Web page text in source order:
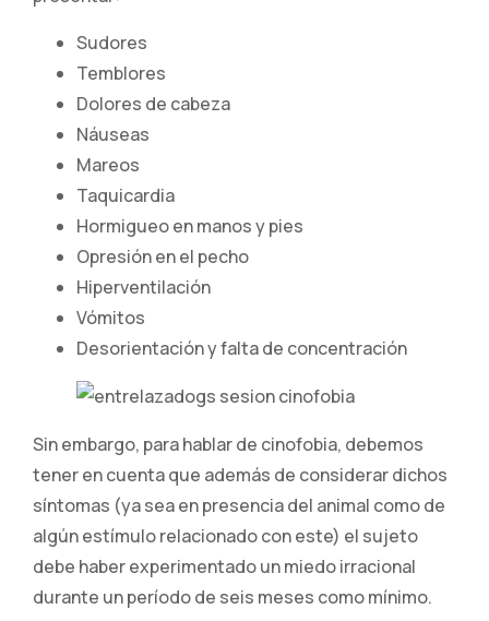
Sudores
Temblores
Dolores de cabeza
Náuseas
Mareos
Taquicardia
Hormigueo en manos y pies
Opresión en el pecho
Hiperventilación
Vómitos
Desorientación y falta de concentración
Sin embargo, para hablar de cinofobia, debemos
tener en cuenta que además de considerar dichos
síntomas (ya sea en presencia del animal como de
algún estímulo relacionado con este) el sujeto
debe haber experimentado un miedo irracional
durante un período de seis meses como mínimo.